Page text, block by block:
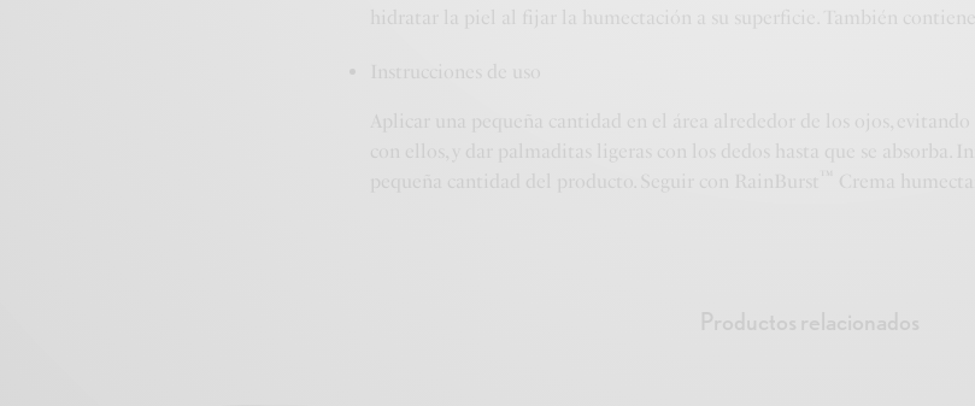
hidratar la piel al fijar la humectación a su superficie. También
Instrucciones de uso
Aplicar una pequeña cantidad en el área alrededor de los ojos,
con ellos, y dar palmaditas ligeras con los dedos hasta que se absorba.
pequeña cantidad del producto. Seguir con RainBurst
Crema